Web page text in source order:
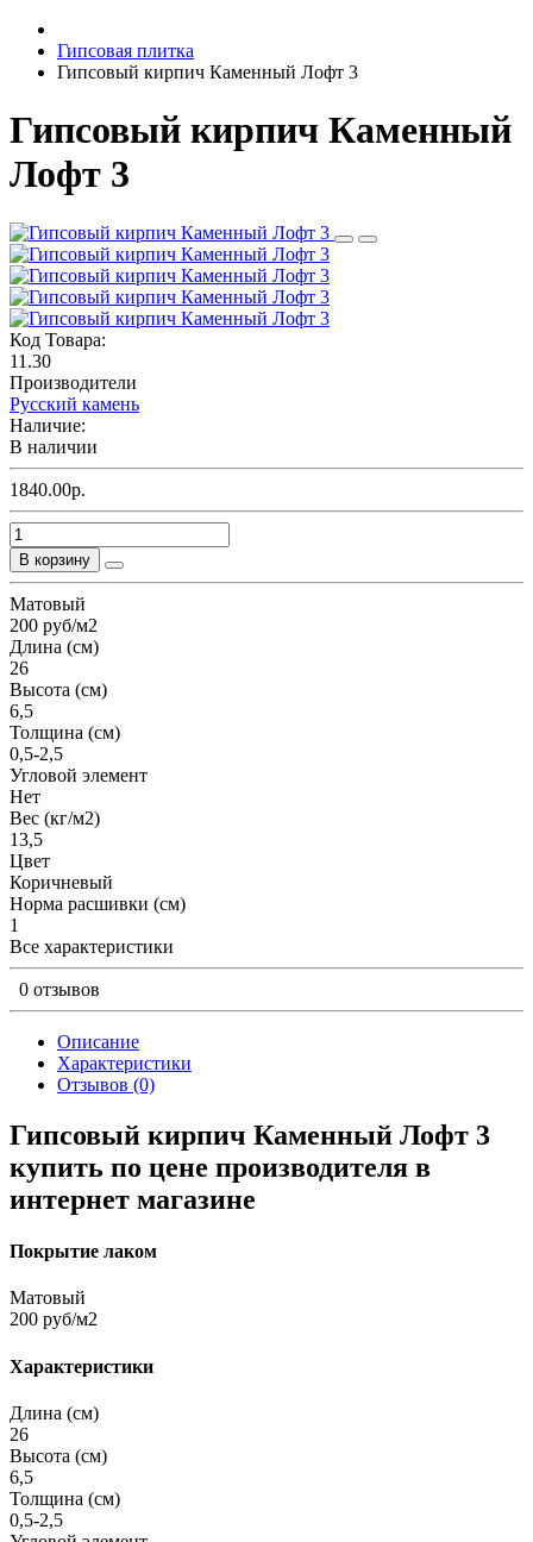
Гипсовая плитка
Гипсовый кирпич Каменный Лофт 3
Гипсовый кирпич Каменный
Лофт 3
Код Товара:
11.30
Производители
Русский камень
Наличие:
В наличии
1840.00р.
В корзину
Матовый
200 руб/м2
Длина (см)
26
Высота (см)
6,5
Толщина (см)
0,5-2,5
Угловой элемент
Нет
Вес (кг/м2)
13,5
Цвет
Коричневый
Норма расшивки (см)
1
Все характеристики
0 отзывов
Описание
Характеристики
Отзывов (0)
Гипсовый кирпич Каменный Лофт 3
купить по цене производителя в
интернет магазине
Покрытие лаком
Матовый
200 руб/м2
Характеристики
Длина (см)
26
Высота (см)
6,5
Толщина (см)
0,5-2,5